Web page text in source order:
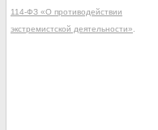
114-ФЗ «О противодействии
экстремистской деятельности»